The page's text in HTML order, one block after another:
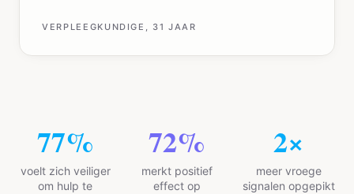
VERPLEEGKUNDIGE, 31 JAAR
94%
voelt zich veiliger
om hulp te
87%
merkt positief
effect op
3×
meer vroege
signalen opgepikt